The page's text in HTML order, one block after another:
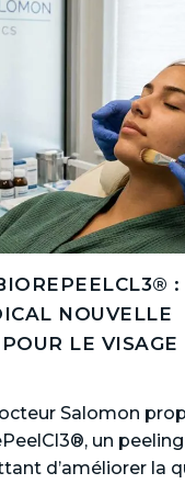
:
NOUVELLE
LE VISAGE
Salomon
un
d’améliorer la